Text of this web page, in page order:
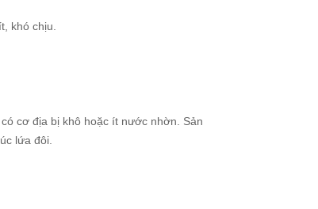
khó chịu.
cơ địa bị khô hoặc ít nước nhờn. Sản
lứa đôi.